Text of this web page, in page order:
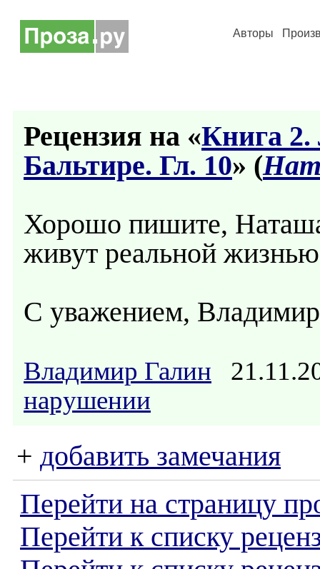
Авторы
Рецензия на «Книга 2.
Бальтире. Гл. 10» (
Хорошо пишите,
живут реальной
С уважением,
Владимир Галин
нарушении
+ добавить замечания
Перейти на страницу
Перейти к списку